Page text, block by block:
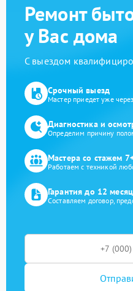
Ремонт
у Вас дома
С выездом
Срочный выезд
Мастер приедет уже
Диагностика и
Определим причину
Мастера со стажем
Работаем с техникой
Гарантия до 12
Составляем договор,